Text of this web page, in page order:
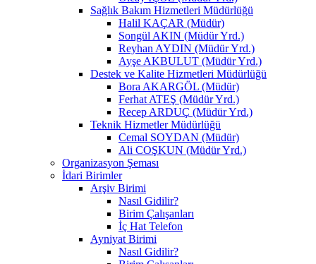
Sağlık Bakım Hizmetleri Müdürlüğü
Halil KAÇAR (Müdür)
Songül AKIN (Müdür Yrd.)
Reyhan AYDIN (Müdür Yrd.)
Ayşe AKBULUT (Müdür Yrd.)
Destek ve Kalite Hizmetleri Müdürlüğü
Bora AKARGÖL (Müdür)
Ferhat ATEŞ (Müdür Yrd.)
Recep ARDUÇ (Müdür Yrd.)
Teknik Hizmetler Müdürlüğü
Cemal SOYDAN (Müdür)
Ali COŞKUN (Müdür Yrd.)
Organizasyon Şeması
İdari Birimler
Arşiv Birimi
Nasıl Gidilir?
Birim Çalışanları
İç Hat Telefon
Ayniyat Birimi
Nasıl Gidilir?